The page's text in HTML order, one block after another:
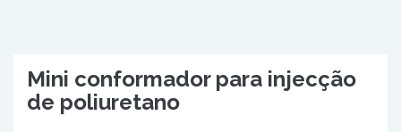
Mini conformador para injecção
de poliuretano